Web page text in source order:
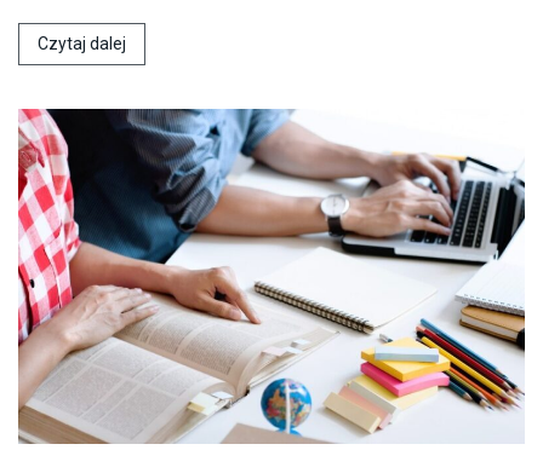
Czytaj dalej